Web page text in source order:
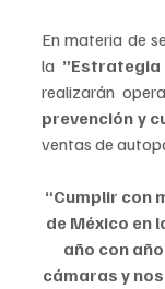
En materia de
la
prevención y
ventas de
“Cumplir con
de México en
año con
cámaras y